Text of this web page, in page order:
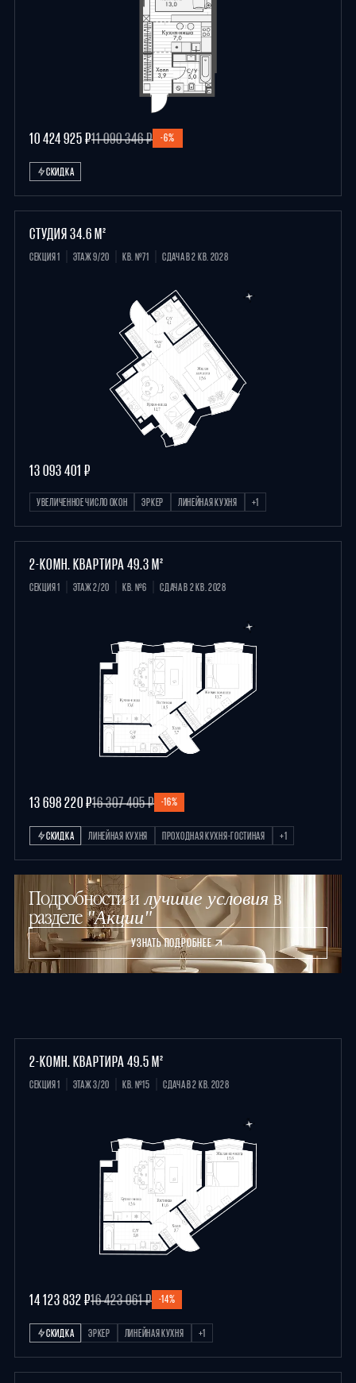
10 424 925 ₽11 090 346 ₽ -6%
СКИДКА
СТУДИЯ 34.6 М²
СЕКЦИЯ 1 ЭТАЖ 9/20 КВ. №71 СДАЧА В 2 КВ. 2028
13 093 401 ₽
УВЕЛИЧЕННОЕ ЧИСЛО ОКОН ЭРКЕР ЛИНЕЙНАЯ КУХНЯ +1
2-КОМН. КВАРТИРА 49.3 М²
СЕКЦИЯ 1 ЭТАЖ 2/20 КВ. №6 СДАЧА В 2 КВ. 2028
13 698 220 ₽16 307 405 ₽ -16%
СКИДКА ЛИНЕЙНАЯ КУХНЯ ПРОХОДНАЯ КУХНЯ-ГОСТИНАЯ +1
Подробности илучшие условия в
разделе"Акции"
УЗНАТЬ ПОДРОБНЕЕ
2-КОМН. КВАРТИРА 49.5 М²
СЕКЦИЯ 1 ЭТАЖ 3/20 КВ. №15 СДАЧА В 2 КВ. 2028
14 123 832 ₽16 423 061 ₽ -14%
СКИДКА ЭРКЕР ЛИНЕЙНАЯ КУХНЯ +1